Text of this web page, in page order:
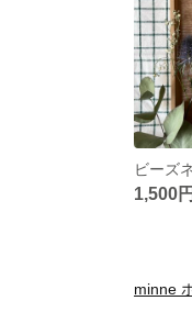
ビーズ
1,500円
minne